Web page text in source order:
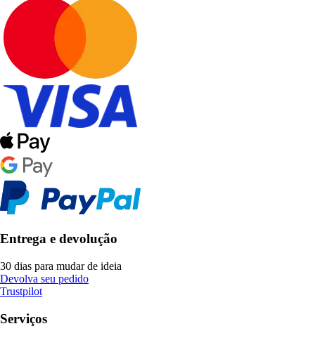
Entrega e devolução
30 dias para mudar de ideia
Devolva seu pedido
Trustpilot
Serviços